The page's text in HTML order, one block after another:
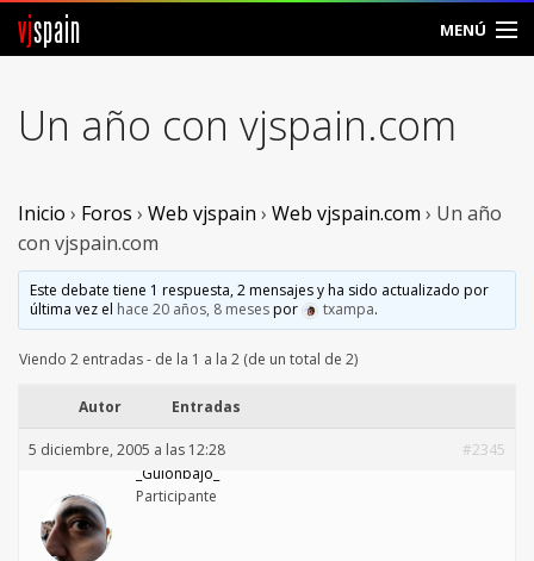
vjspain MENÚ
Foros
Vjspain
Ayuda
Contacto
Un año con vjspain.com
Inicio › Foros › Web vjspain › Web vjspain.com › Un año
con vjspain.com
Este debate tiene 1 respuesta, 2 mensajes y ha sido actualizado por
última vez el hace 20 años, 8 mesespor txampa.
Viendo 2 entradas - de la 1 a la 2 (de un total de 2)
Autor Entradas
5 diciembre, 2005 a las 12:28
#2345
_Guionbajo_
Participante